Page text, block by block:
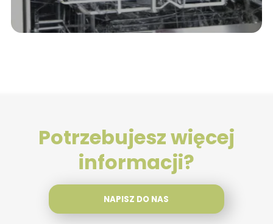
Potrzebujesz więcej
informacji?
NAPISZ DO NAS